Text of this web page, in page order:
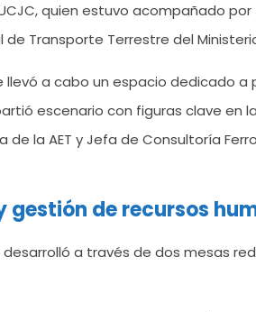
paraquien estuvo acompañado por
de Transporte Terrestre del
llevó a cabo un espacio dedicado
escenario con figuras clave en
de la AET y Jefa de Consultoría
gestión de recursos
a través de dos mesas